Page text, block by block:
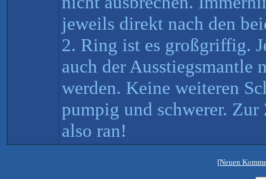
jeweils direkt nach den
2. Ring ist es großgriffig.
auch der Ausstiegsmantle
werden. Keine weiteren
pumpig und schwerer.
also ran!
[Neuen